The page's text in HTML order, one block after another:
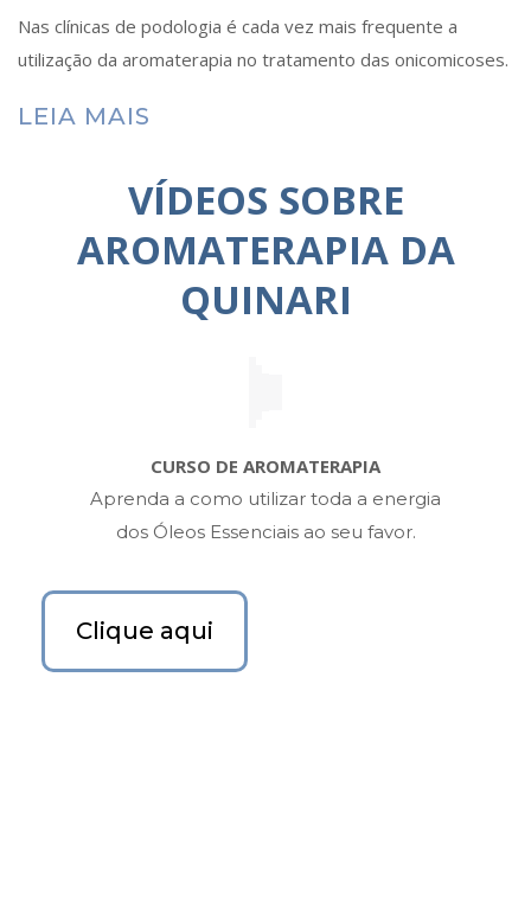
Nas clínicas de podologia é cada vez mais frequente a
utilização da aromaterapia no tratamento das onicomicoses.
LEIA MAIS
VÍDEOS SOBRE
AROMATERAPIA DA
QUINARI
CURSO DE AROMATERAPIA
Aprenda a como utilizar toda a energia
dos Óleos Essenciais ao seu favor.
Clique aqui